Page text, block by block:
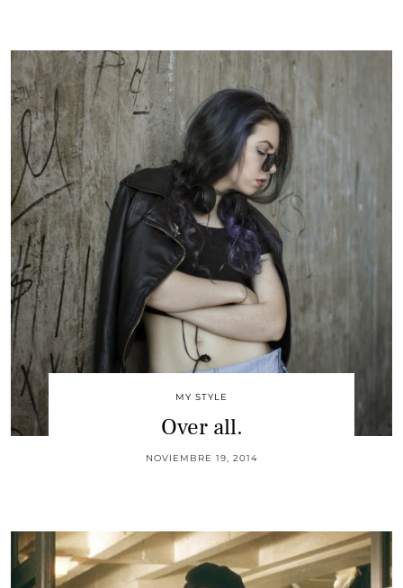
MY STYLE
Over all.
NOVIEMBRE 19, 2014